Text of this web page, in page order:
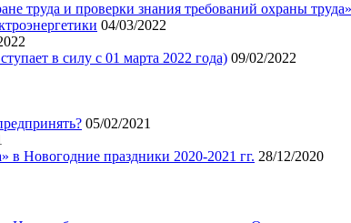
труда и проверки знания требований охраны труда»
04/03/2022
в силу с 01 марта 2022 года) 09/02/2022
05/02/2021
в Новогодние праздники 2020-2021 гг. 28/12/2020